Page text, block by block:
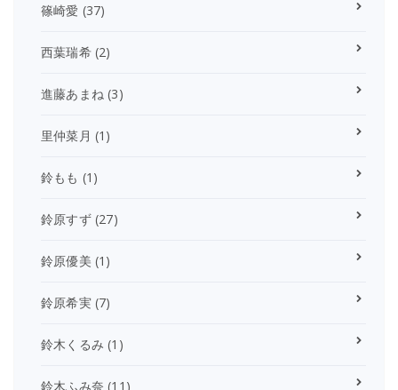
篠崎愛 (37)
西葉瑞希(2)
進藤あまね (3)
里仲菜月 (1)
鈴もも (1)
鈴原すず(27)
鈴原優美 (1)
鈴原希実(7)
鈴木くるみ (1)
鈴木ふみ奈 (11)